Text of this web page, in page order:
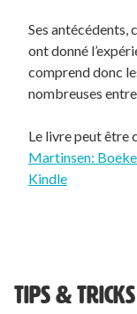
Ses antécédents,
ont donné
comprend donc
nombreuses
Le livre peut être
Martinsen:
Kindle
TIPS & TRICKS